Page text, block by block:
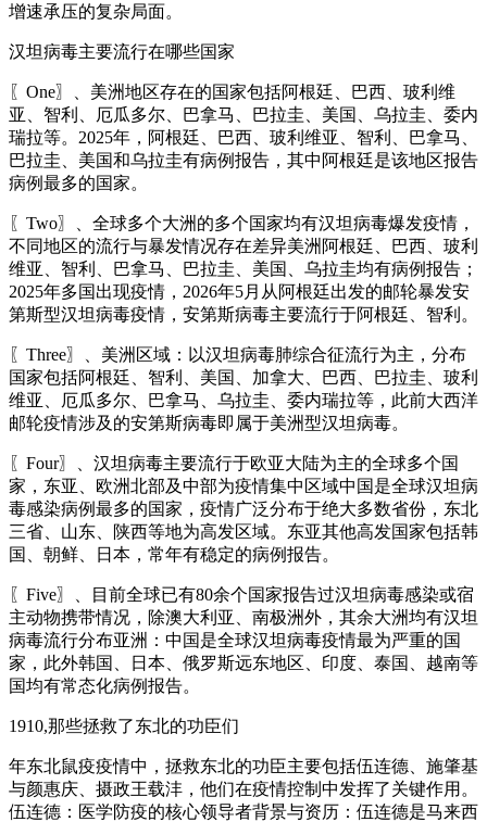
增速承压的复杂局面。
汉坦病毒主要流行在哪些国家
〖One〗、美洲地区存在的国家包括阿根廷、巴西、玻利维
亚、智利、厄瓜多尔、巴拿马、巴拉圭、美国、乌拉圭、委内
瑞拉等。2025年，阿根廷、巴西、玻利维亚、智利、巴拿马、
巴拉圭、美国和乌拉圭有病例报告，其中阿根廷是该地区报告
病例最多的国家。
〖Two〗、全球多个大洲的多个国家均有汉坦病毒爆发疫情，
不同地区的流行与暴发情况存在差异美洲阿根廷、巴西、玻利
维亚、智利、巴拿马、巴拉圭、美国、乌拉圭均有病例报告；
2025年多国出现疫情，2026年5月从阿根廷出发的邮轮暴发安
第斯型汉坦病毒疫情，安第斯病毒主要流行于阿根廷、智利。
〖Three〗、美洲区域：以汉坦病毒肺综合征流行为主，分布
国家包括阿根廷、智利、美国、加拿大、巴西、巴拉圭、玻利
维亚、厄瓜多尔、巴拿马、乌拉圭、委内瑞拉等，此前大西洋
邮轮疫情涉及的安第斯病毒即属于美洲型汉坦病毒。
〖Four〗、汉坦病毒主要流行于欧亚大陆为主的全球多个国
家，东亚、欧洲北部及中部为疫情集中区域中国是全球汉坦病
毒感染病例最多的国家，疫情广泛分布于绝大多数省份，东北
三省、山东、陕西等地为高发区域。东亚其他高发国家包括韩
国、朝鲜、日本，常年有稳定的病例报告。
〖Five〗、目前全球已有80余个国家报告过汉坦病毒感染或宿
主动物携带情况，除澳大利亚、南极洲外，其余大洲均有汉坦
病毒流行分布亚洲：中国是全球汉坦病毒疫情最为严重的国
家，此外韩国、日本、俄罗斯远东地区、印度、泰国、越南等
国均有常态化病例报告。
1910,那些拯救了东北的功臣们
年东北鼠疫疫情中，拯救东北的功臣主要包括伍连德、施肇基
与颜惠庆、摄政王载沣，他们在疫情控制中发挥了关键作用。
伍连德：医学防疫的核心领导者背景与资历：伍连德是马来西